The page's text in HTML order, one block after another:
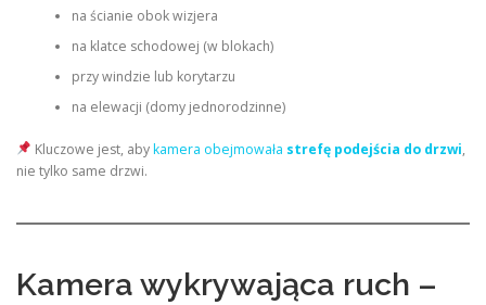
na ścianie obok wizjera
na klatce schodowej (w blokach)
przy windzie lub korytarzu
na elewacji (domy jednorodzinne)
Kluczowe jest, abykamera obejmowała strefę podejścia do drzwi,
nie tylko same drzwi.
Kamera wykrywająca ruch –